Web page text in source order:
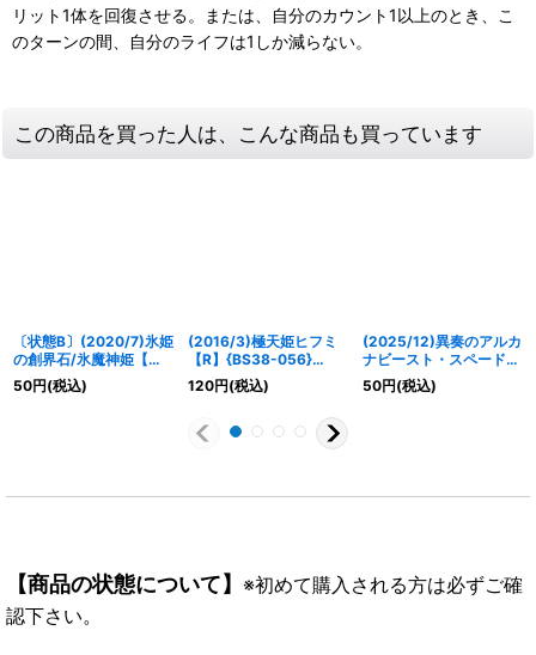
リット1体を回復させる。または、自分のカウント1以上のとき、こ
のターンの間、自分のライフは1しか減らない。
この商品を買った人は、こんな商品も買っています
〔状態B〕(2020/7)氷姫
の創界石/氷魔神姫【転
醒R】{BS54-064}
《白》
50円(税込)
(2016/3)極天姫ヒフミ
【R】{BS38-056}
《黄》
120円(税込)
(2025/12)異奏のアルカ
ナビースト・スペードコ
アラ【C】{BS72-044}
《黄》
50円(税込)
【商品の状態について】 ※初めて購入される方は必ずご確
認下さい。